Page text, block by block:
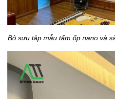
Bộ sưu tập mẫu tấm ốp nano và